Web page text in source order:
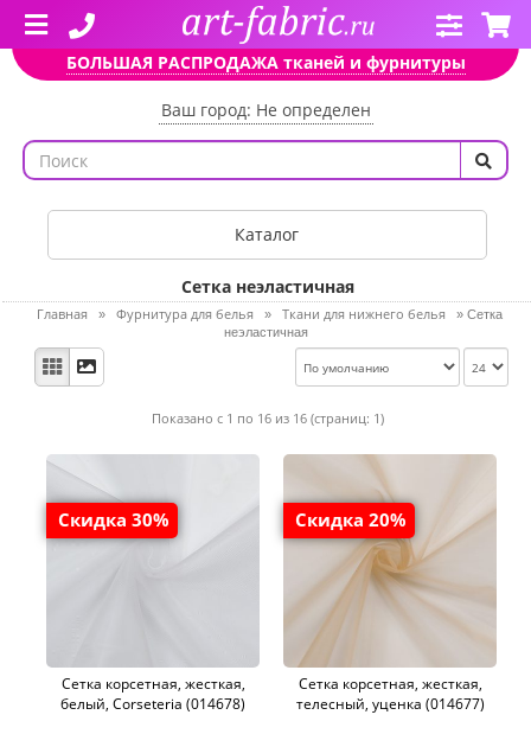
БОЛЬШАЯ РАСПРОДАЖА тканей и фурнитуры
Ваш город: Не определен
Каталог
Сетка неэластичная
Главная » Фурнитура для белья » Ткани для нижнего белья » Сетка
неэластичная
Показано с 1 по 16 из 16 (страниц: 1)
Скидка 30%
Сетка корсетная, жесткая,
белый, Corseteria (014678)
Скидка 20%
Сетка корсетная, жесткая,
телесный, уценка (014677)